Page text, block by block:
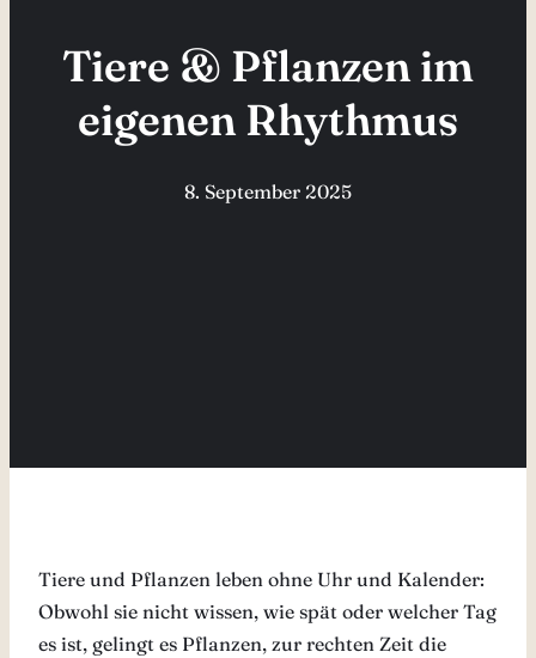
Tiere & Pflanzen im
eigenen Rhythmus
8. September 2025
Tiere und Pflanzen leben ohne Uhr und Kalender:
Obwohl sie nicht wissen, wie spät oder welcher Tag
es ist, gelingt es Pflanzen, zur rechten Zeit die